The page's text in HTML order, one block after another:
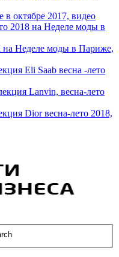
октябре 2017, видео
2018 на Неделе моды в
на Неделе моды в Париже,
Eli Saab весна -лето
Lanvin, весна-лето
Dior весна-лето 2018,